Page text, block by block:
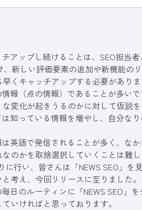
アップし続けることは、SEO担当者
、新しい評価要素の追加や新機能の
くキャッチアップする必要がありま
報（点の情報）であることが多い
変化が起きうるのかに対して仮説
知っている情報を増やし、自分な
英語で発信されることが多く、な
のかを取捨選択していくことは難
に行い、皆さんは「NEWS SEO」
考え、今回リリースに至りました。
日のルーティンに「NEWS SEO」
いければと思っております。